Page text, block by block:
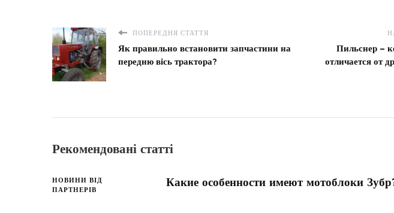
ПОПЕРЕДНЯ СТАТТЯ
Як правильно встановити запчастини на
передню вісь трактора?
Пильснер –
отличается от
Рекомендовані статті
НОВИНИ ВІД
ПАРТНЕРІВ
Какие особенности имеют мотоблоки